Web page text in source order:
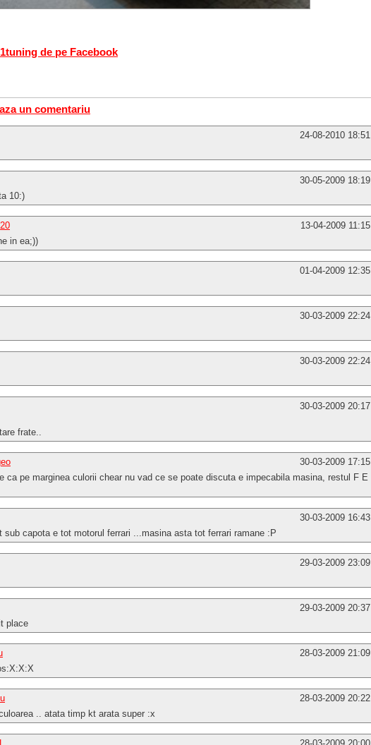
de pe Facebook
un comentariu
24-08-2010 18:51
30-05-2009 18:19
10:)
13-04-2009 11:15
in ea;))
01-04-2009 12:35
30-03-2009 22:24
30-03-2009 22:24
30-03-2009 20:17
frate..
30-03-2009 17:15
ca pe marginea culorii chear nu vad ce se poate discuta e impecabila masina, restul F E
30-03-2009 16:43
sub capota e tot motorul ferrari ...masina asta tot ferrari ramane :P
29-03-2009 23:09
29-03-2009 20:37
place
28-03-2009 21:09
28-03-2009 20:22
.. atata timp kt arata super :x